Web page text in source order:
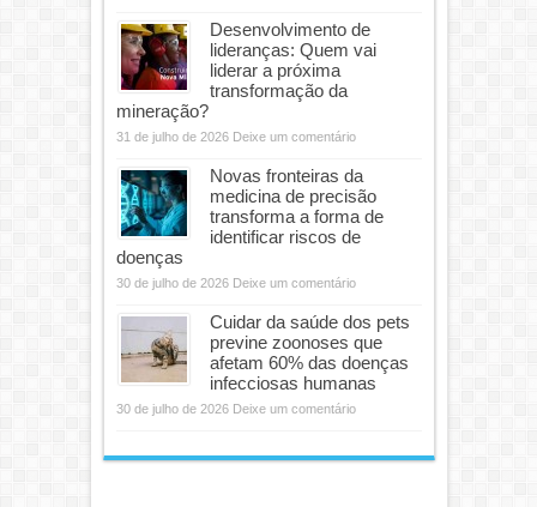
Desenvolvimento de
lideranças: Quem vai
liderar a próxima
transformação da
mineração?
31 de julho de 2026 Deixe um comentário
Novas fronteiras da
medicina de precisão
transforma a forma de
identificar riscos de
doenças
30 de julho de 2026 Deixe um comentário
Cuidar da saúde dos pets
previne zoonoses que
afetam 60% das doenças
infecciosas humanas
30 de julho de 2026 Deixe um comentário